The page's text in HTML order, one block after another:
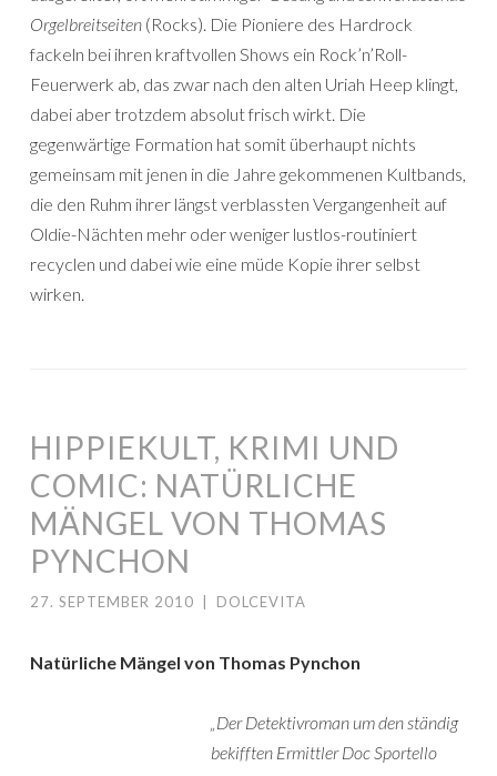
Orgelbreitseiten (Rocks). Die Pioniere des Hardrock
fackeln bei ihren kraftvollen Shows ein Rock’n’Roll-
Feuerwerk ab, das zwar nach den alten Uriah Heep klingt,
dabei aber trotzdem absolut frisch wirkt. Die
gegenwärtige Formation hat somit überhaupt nichts
gemeinsam mit jenen in die Jahre gekommenen Kultbands,
die den Ruhm ihrer längst verblassten Vergangenheit auf
Oldie-Nächten mehr oder weniger lustlos-routiniert
recyclen und dabei wie eine müde Kopie ihrer selbst
wirken.
HIPPIEKULT, KRIMI UND
COMIC: NATÜRLICHE
MÄNGEL VON THOMAS
PYNCHON
27. SEPTEMBER 2010 DOLCEVITA
Natürliche Mängel von Thomas Pynchon
„Der Detektivroman um den ständig
bekifften Ermittler Doc Sportello